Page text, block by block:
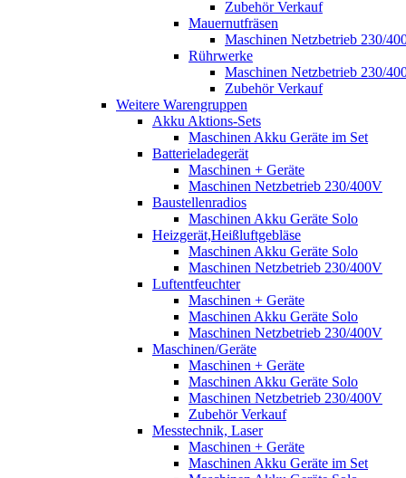
Zubehör Verkauf
Mauernutfräsen
Maschinen Netzbetrieb 230/
Rührwerke
Maschinen Netzbetrieb 230/
Zubehör Verkauf
Weitere Warengruppen
Akku Aktions-Sets
Maschinen Akku Geräte im Set
Batterieladegerät
Maschinen + Geräte
Maschinen Netzbetrieb 230/400V
Baustellenradios
Maschinen Akku Geräte Solo
Heizgerät,Heißluftgebläse
Maschinen Akku Geräte Solo
Maschinen Netzbetrieb 230/400V
Luftentfeuchter
Maschinen + Geräte
Maschinen Akku Geräte Solo
Maschinen Netzbetrieb 230/400V
Maschinen/Geräte
Maschinen + Geräte
Maschinen Akku Geräte Solo
Maschinen Netzbetrieb 230/400V
Zubehör Verkauf
Messtechnik, Laser
Maschinen + Geräte
Maschinen Akku Geräte im Set